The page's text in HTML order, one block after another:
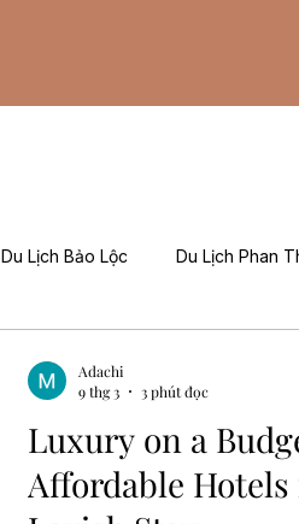
Du Lịch Bảo Lộc Du Lịch Phan
Luxury on a
Affordable
Adachi
9 thg 3
3 phút đọc